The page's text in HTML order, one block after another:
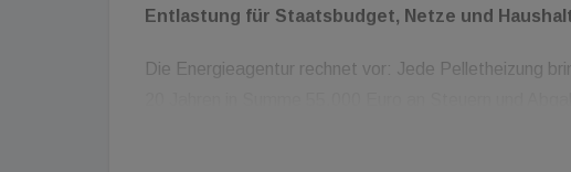
Entlastung für Staatsbudget, Netze und
Die Energieagentur rechnet vor: Jede Pelletheizung